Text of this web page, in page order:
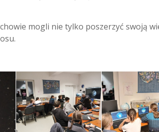
mogli nie tylko poszerzyć swoją